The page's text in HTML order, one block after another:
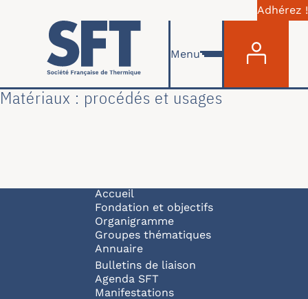
Aller au contenu principal
Adhérez !
Menu
Matériaux : procédés et usages
Navigation principale
Accueil
Fondation et objectifs
Organigramme
Groupes thématiques
Annuaire
Bulletins de liaison
Agenda SFT
Manifestations